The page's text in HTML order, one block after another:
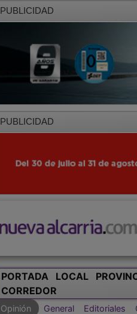
PUBLICIDAD
PUBLICIDAD
PORTADA LOCAL
CORREDOR
Opinión General Editoriales